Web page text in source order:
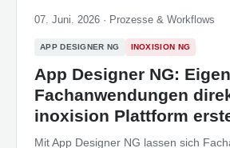
07. Juni. 2026 · Prozesse & Workflows
APP DESIGNER NG INOXISION NG
App Designer NG:
Fachanwendungen
inoxision Plattform
Mit App Designer NG lassen sich